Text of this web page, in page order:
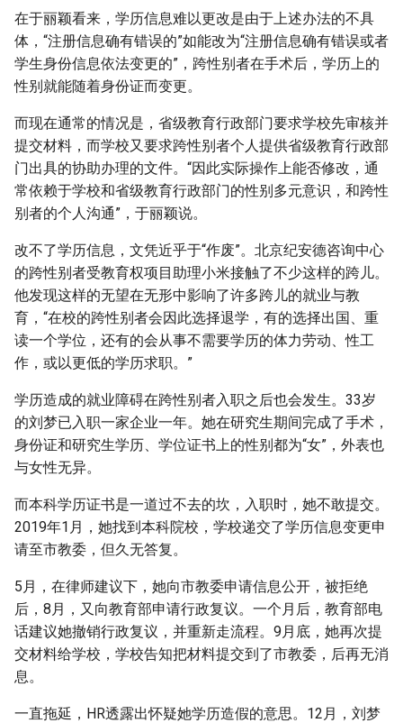
在于丽颖看来，学历信息难以更改是由于上述办法的不具
体，“注册信息确有错误的”如能改为“注册信息确有错误或者
学生身份信息依法变更的”，跨性别者在手术后，学历上的
性别就能随着身份证而变更。
而现在通常的情况是，省级教育行政部门要求学校先审核并
提交材料，而学校又要求跨性别者个人提供省级教育行政部
门出具的协助办理的文件。“因此实际操作上能否修改，通
常依赖于学校和省级教育行政部门的性别多元意识，和跨性
别者的个人沟通”，于丽颖说。
改不了学历信息，文凭近乎于“作废”。北京纪安德咨询中心
的跨性别者受教育权项目助理小米接触了不少这样的跨儿。
他发现这样的无望在无形中影响了许多跨儿的就业与教
育，“在校的跨性别者会因此选择退学，有的选择出国、重
读一个学位，还有的会从事不需要学历的体力劳动、性工
作，或以更低的学历求职。”
学历造成的就业障碍在跨性别者入职之后也会发生。33岁
的刘梦已入职一家企业一年。她在研究生期间完成了手术，
身份证和研究生学历、学位证书上的性别都为“女”，外表也
与女性无异。
而本科学历证书是一道过不去的坎，入职时，她不敢提交。
2019年1月，她找到本科院校，学校递交了学历信息变更申
请至市教委，但久无答复。
5月，在律师建议下，她向市教委申请信息公开，被拒绝
后，8月，又向教育部申请行政复议。一个月后，教育部电
话建议她撤销行政复议，并重新走流程。9月底，她再次提
交材料给学校，学校告知把材料提交到了市教委，后再无消
息。
一直拖延，HR透露出怀疑她学历造假的意思。12月，刘梦